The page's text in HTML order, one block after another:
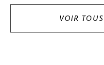
VOIR TOUS